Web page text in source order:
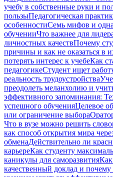
учебу в собственные руки и
пользыПедагогическая
особенностиСемь мифов и
обученииЧто важнее для
личностных качествПочему
причины и как не оказаться в
потерять интерес к учебеКак
педагогикеСтудент ищет
реальность трудоустройства
преодолеть меланхолию и
эффективного запоминания:
успешного обученияЦелевое
или ограничение выбора
Что в вузе можно решить
как способ открытия мира
обменаДействительно ли
карьереКак студенту
каникулы для саморазвитияКак
качественный доклад и